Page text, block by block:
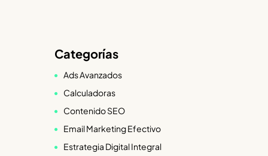
Categorías
Ads Avanzados
Calculadoras
Contenido SEO
Email Marketing Efectivo
Estrategia Digital Integral